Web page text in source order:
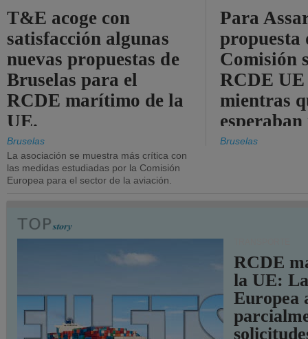
T&E acoge con
satisfacción algunas
nuevas propuestas de
Bruselas para el
RCDE marítimo de la
UE.
Bruselas
La asociación se muestra más crítica con
las medidas estudiadas por la Comisión
Europea para el sector de la aviación.
Para
propuesta
Comisión
RCDE
mientras
más
Bruselas
RCDE
la UE:
Europea